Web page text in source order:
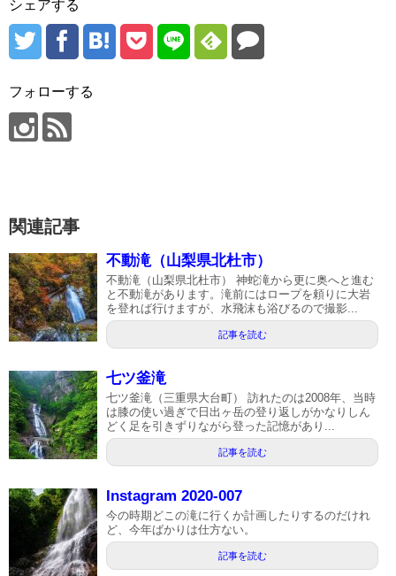
シェアする
フォローする
関連記事
不動滝（山梨県北杜市）
不動滝（山梨県北杜市） 神蛇滝から更に奥へと進む
と不動滝があります。滝前にはロープを頼りに大岩
を登れば行けますが、水飛沫も浴びるので撮影...
記事を読む
七ツ釜滝
七ツ釜滝（三重県大台町） 訪れたのは2008年、当時
は膝の使い過ぎで日出ヶ岳の登り返しがかなりしん
どく足を引きずりながら登った記憶があり...
記事を読む
Instagram 2020-007
今の時期どこの滝に行くか計画したりするのだけれ
ど、今年ばかりは仕方ない。
記事を読む